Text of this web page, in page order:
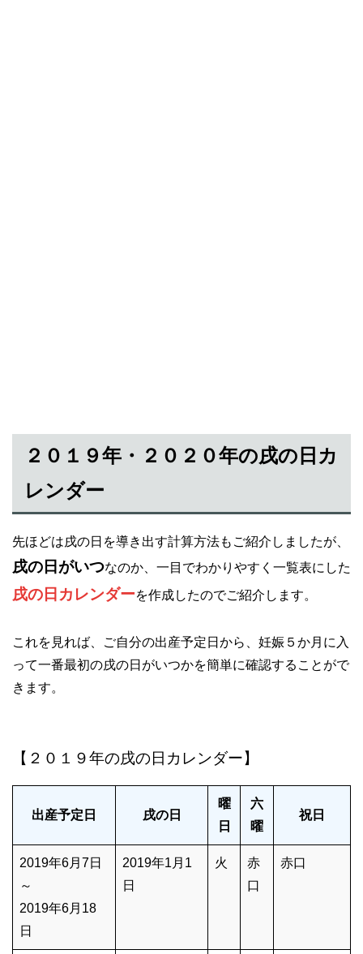
２０１９年・２０２０年の戌の日カ
レンダー
先ほどは戌の日を導き出す計算方法もご紹介しましたが、
戌の日がいつなのか、一目でわかりやすく一覧表にした
戌の日カレンダーを作成したのでご紹介します。
これを見れば、ご自分の出産予定日から、妊娠５か月に入
って一番最初の戌の日がいつかを簡単に確認することがで
きます。
【２０１９年の戌の日カレンダー】
出産予定日 戌の日
曜
日
六
曜
祝日
2019年6月7日
～
2019年6月18
日
2019年1月1
日
火
赤
口
赤口